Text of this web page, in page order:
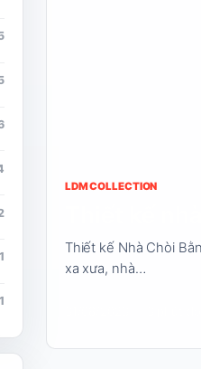
1
1
LDM COLLECTION
Thiết kế Nhà Chòi
xa xưa, nhà…